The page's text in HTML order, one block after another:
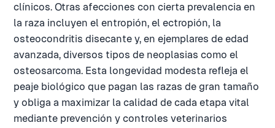
clínicos. Otras afecciones con cierta prevalencia en
la raza incluyen el entropión, el ectropión, la
osteocondritis disecante y, en ejemplares de edad
avanzada, diversos tipos de neoplasias como el
osteosarcoma. Esta longevidad modesta refleja el
peaje biológico que pagan las razas de gran tamaño
y obliga a maximizar la calidad de cada etapa vital
mediante prevención y controles veterinarios